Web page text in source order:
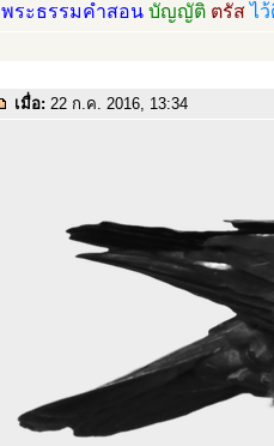
พระธรรมคำสอน บัญญัติ ตรัสไ
เมื่อ: 22 ก.ค. 2016, 13:34